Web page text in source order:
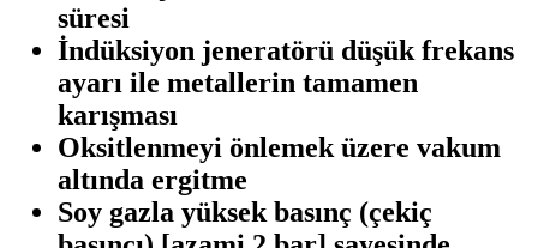
süresi
İndüksiyon jeneratörü düşük frekans
ayarı ile metallerin tamamen
karışması
Oksitlenmeyi önlemek üzere vakum
altında ergitme
Soy gazla yüksek basınç (çekiç